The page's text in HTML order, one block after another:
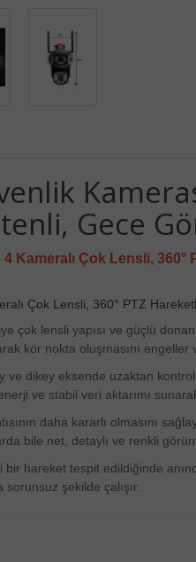
Gece
4 Kameralı Çok Lensli,
Çok Lensli, 360° PTZ
çok lensli yapısı ve güçlü
kör nokta oluşmasını engeller
ve dikey eksende uzaktan
ve stabil veri aktarımı
daha kararlı olmasını
bile net, detaylı ve renkli
hareket tespit edildiğinde
şekilde çalışır.